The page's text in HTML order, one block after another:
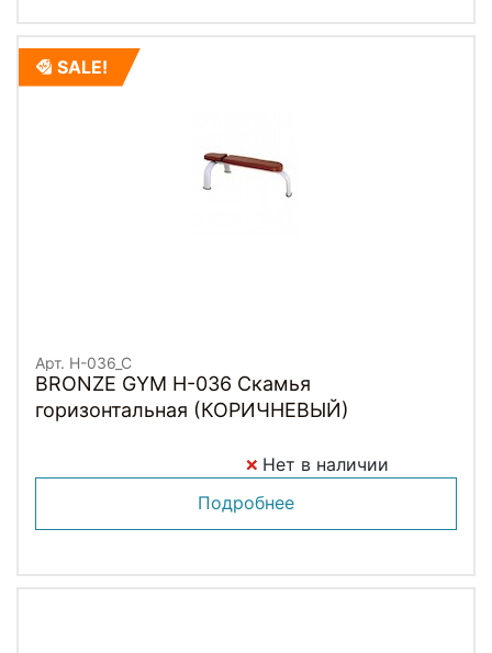
SALE!
Арт. H-036_C
BRONZE GYM H-036 Скамья
горизонтальная (КОРИЧНЕВЫЙ)
Нет в наличии
Подробнее